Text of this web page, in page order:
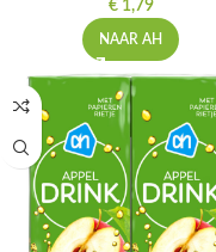
Aardappel, Groente, Fruit
€ 1,79
NAAR AH